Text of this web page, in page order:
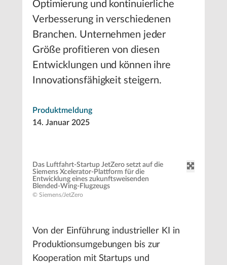
Optimierung und kontinuierliche
Verbesserung in verschiedenen
Branchen. Unternehmen jeder
Größe profitieren von diesen
Entwicklungen und können ihre
Innovationsfähigkeit steigern.
Produktmeldung
14. Januar 2025
Das Luftfahrt-Startup JetZero setzt auf die
Siemens Xcelerator-Plattform für die
Entwicklung eines zukunftsweisenden
Blended-Wing-Flugzeugs
© Siemens/JetZero
Von der Einführung industrieller KI in
Produktionsumgebungen bis zur
Kooperation mit Startups und